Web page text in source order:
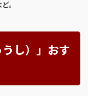
。
うし）」おす